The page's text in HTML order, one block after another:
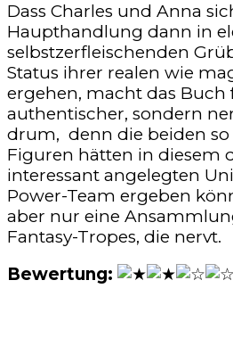
Dass Charles und Anna
Haupthandlung dann in
selbstzerfleischenden
Status ihrer realen wie
ergehen, macht das
authentischer, sondern
drum, denn die beiden
Figuren hätten in diesem
interessant angelegten
Power-Team ergeben
aber nur eine
Fantasy-Tropes, die nervt.
Bewertung: